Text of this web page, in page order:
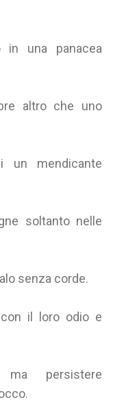
in una panacea
altro che uno
un mendicante
soltanto nelle
senza corde.
il loro odio e
persistere